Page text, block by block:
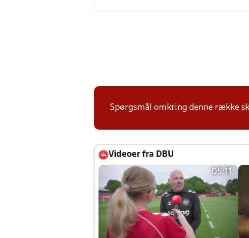
Spørgsmål omkring denne række
Videoer fra DBU
05:11